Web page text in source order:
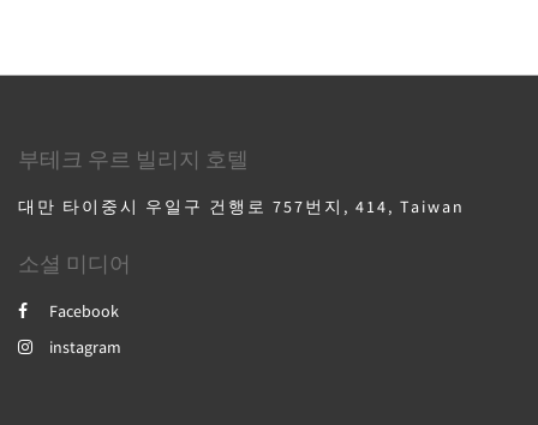
부테크 우르 빌리지 호텔
대만 타이중시 우일구 건행로 757번지, 414, Taiwan
소셜 미디어
Facebook
instagram